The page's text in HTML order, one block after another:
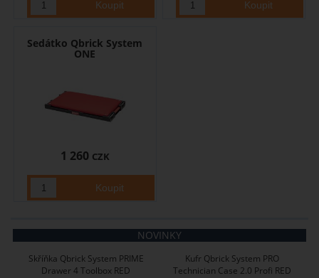
Sedátko Qbrick System
ONE
1 260 CZK
NOVINKY
Skříňka Qbrick System PRIME
Drawer 4 Toolbox RED
Kufr Qbrick System PRO
Technician Case 2.0 Profi RED